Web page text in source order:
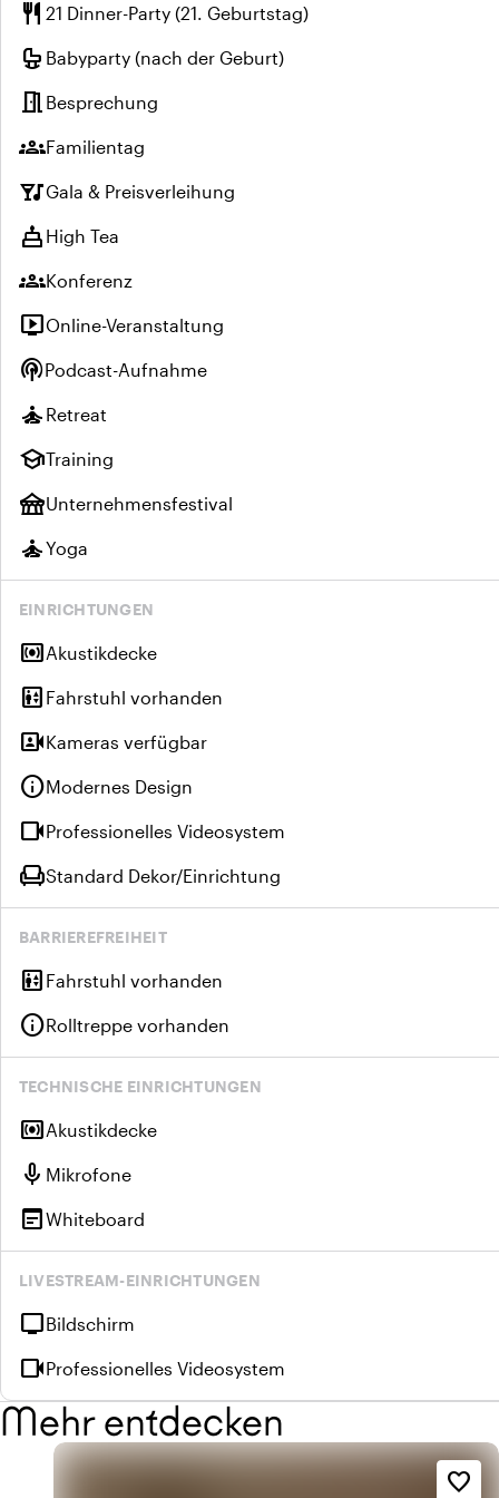
restaurant 21 Dinner-Party (21. Geburtstag)
crib Babyparty (nach der Geburt)
meeting_room Besprechung
groupsFamilientag
nightlifeGala & Preisverleihung
cake High Tea
groupsKonferenz
live_tvOnline-Veranstaltung
podcastsPodcast-Aufnahme
self_improvement Retreat
schoolTraining
festivalUnternehmensfestival
self_improvementYoga
EINRICHTUNGEN
surround_soundAkustikdecke
elevator Fahrstuhl vorhanden
video_camera_frontKameras verfügbar
infoModernes Design
videocamProfessionelles Videosystem
chairStandard Dekor/Einrichtung
BARRIEREFREIHEIT
elevator Fahrstuhl vorhanden
infoRolltreppe vorhanden
TECHNISCHE EINRICHTUNGEN
surround_soundAkustikdecke
mic Mikrofone
wysiwygWhiteboard
LIVESTREAM-EINRICHTUNGEN
tvBildschirm
videocamProfessionelles Videosystem
Mehr entdecken
favorite_border